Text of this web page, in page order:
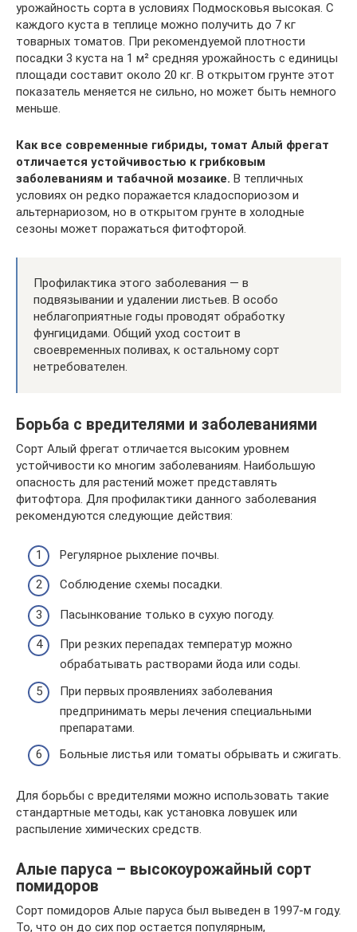
урожайность сорта в условиях Подмосковья высокая. С
каждого куста в теплице можно получить до 7 кг
товарных томатов. При рекомендуемой плотности
посадки 3 куста на 1 м² средняя урожайность с единицы
площади составит около 20 кг. В открытом грунте этот
показатель меняется не сильно, но может быть немного
меньше.
Как все современные гибриды, томат Алый фрегат
отличается устойчивостью к грибковым
заболеваниям и табачной мозаике. В тепличных
условиях он редко поражается кладоспориозом и
альтернариозом, но в открытом грунте в холодные
сезоны может поражаться фитофторой.
Профилактика этого заболевания — в
подвязывании и удалении листьев. В особо
неблагоприятные годы проводят обработку
фунгицидами. Общий уход состоит в
своевременных поливах, к остальному сорт
нетребователен.
Борьба с вредителями и заболеваниями
Сорт Алый фрегат отличается высоким уровнем
устойчивости ко многим заболеваниям. Наибольшую
опасность для растений может представлять
фитофтора. Для профилактики данного заболевания
рекомендуются следующие действия:
Регулярное рыхление почвы.
Соблюдение схемы посадки.
Пасынкование только в сухую погоду.
При резких перепадах температур можно
обрабатывать растворами йода или соды.
При первых проявлениях заболевания
предпринимать меры лечения специальными
препаратами.
Больные листья или томаты обрывать и сжигать.
Для борьбы с вредителями можно использовать такие
стандартные методы, как установка ловушек или
распыление химических средств.
Алые паруса – высокоурожайный сорт
помидоров
Сорт помидоров Алые паруса был выведен в 1997-м году.
То, что он до сих пор остается популярным,